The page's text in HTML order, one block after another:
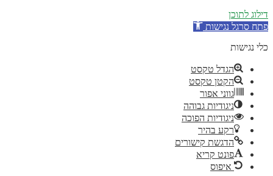
לתוכן
סרגל נגישות
נגישות
הגדל טקסט
הקטן טקסט
גווני אפור
ניגודיות גבוהה
ניגודיות הפוכה
רקע בהיר
הדגשת קישורים
פונט קריא
איפוס